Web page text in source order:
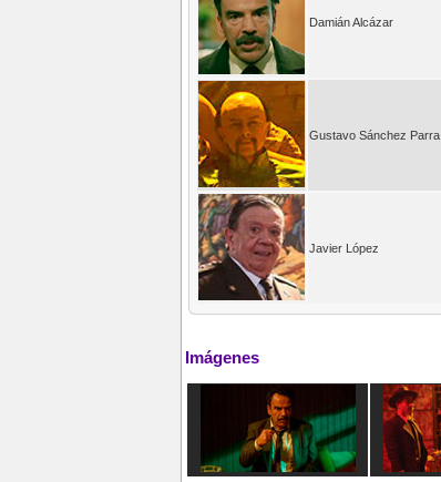
Damián Alcázar
Gustavo Sánchez Parra
Javier López
Imágenes